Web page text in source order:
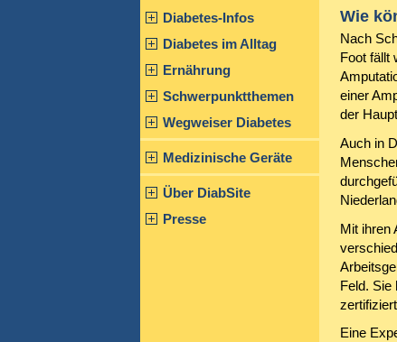
Diabetes-Infos
Diabetes im Alltag
Ernährung
Schwerpunktthemen
Wegweiser Diabetes
Medizinische Geräte
Über DiabSite
Presse
Wie
Nach
Foot fällt
einer
der
Auch in
Mit ihren
Feld. Sie
Eine